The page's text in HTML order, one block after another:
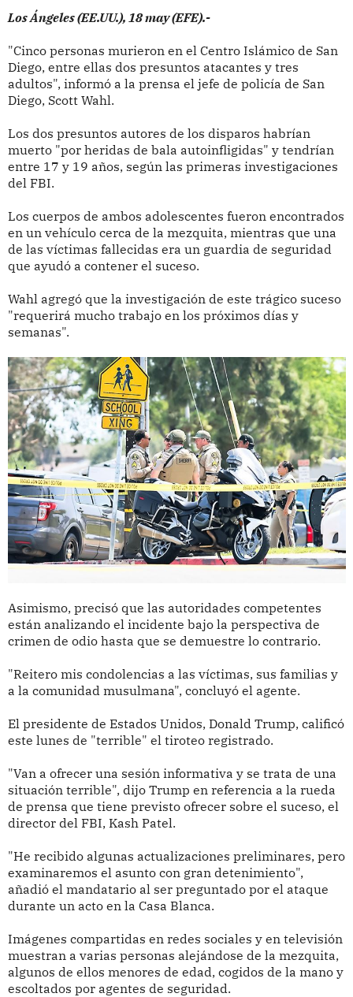
Los Ángeles (EE.UU.), 18 may (EFE).-
"Cinco personas murieron en el Centro Islámico de San
Diego, entre ellas dos presuntos atacantes y tres
adultos", informó a la prensa el jefe de policía de San
Diego, Scott Wahl.
Los dos presuntos autores de los disparos habrían
muerto "por heridas de bala autoinfligidas" y tendrían
entre 17 y 19 años, según las primeras investigaciones
del FBI.
Los cuerpos de ambos adolescentes fueron encontrados
en un vehículo cerca de la mezquita, mientras que una
de las víctimas fallecidas era un guardia de seguridad
que ayudó a contener el suceso.
Wahl agregó que la investigación de este trágico suceso
"requerirá mucho trabajo en los próximos días y
semanas".
Asimismo, precisó que las autoridades competentes
están analizando el incidente bajo la perspectiva de
crimen de odio hasta que se demuestre lo contrario.
"Reitero mis condolencias a las víctimas, sus familias y
a la comunidad musulmana", concluyó el agente.
El presidente de Estados Unidos, Donald Trump, calificó
este lunes de "terrible" el tiroteo registrado.
"Van a ofrecer una sesión informativa y se trata de una
situación terrible", dijo Trump en referencia a la rueda
de prensa que tiene previsto ofrecer sobre el suceso, el
director del FBI, Kash Patel.
"He recibido algunas actualizaciones preliminares, pero
examinaremos el asunto con gran detenimiento",
añadió el mandatario al ser preguntado por el ataque
durante un acto en la Casa Blanca.
Imágenes compartidas en redes sociales y en televisión
muestran a varias personas alejándose de la mezquita,
algunos de ellos menores de edad, cogidos de la mano y
escoltados por agentes de seguridad.